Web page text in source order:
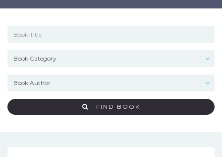
FIND BOOK